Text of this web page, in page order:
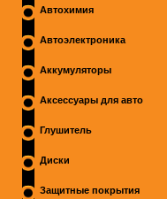
Автохимия
Автоэлектроника
Аккумуляторы
Аксессуары для авто
Глушитель
Диски
Защитные покрытия